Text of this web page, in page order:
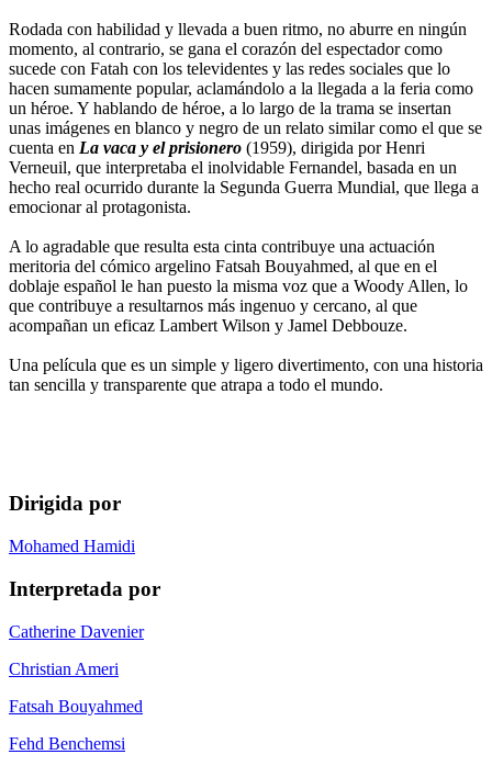
Rodada con habilidad y llevada a buen ritmo, no aburre en ningún
momento, al contrario, se gana el corazón del espectador como
sucede con Fatah con los televidentes y las redes sociales que lo
hacen sumamente popular, aclamándolo a la llegada a la feria como
un héroe. Y hablando de héroe, a lo largo de la trama se insertan
unas imágenes en blanco y negro de un relato similar como el que se
cuenta en La vaca y el prisionero (1959), dirigida por Henri
Verneuil, que interpretaba el inolvidable Fernandel, basada en un
hecho real ocurrido durante la Segunda Guerra Mundial, que llega a
emocionar al protagonista.
A lo agradable que resulta esta cinta contribuye una actuación
meritoria del cómico argelino Fatsah Bouyahmed, al que en el
doblaje español le han puesto la misma voz que a Woody Allen, lo
que contribuye a resultarnos más ingenuo y cercano, al que
acompañan un eficaz Lambert Wilson y Jamel Debbouze.
Una película que es un simple y ligero divertimento, con una historia
tan sencilla y transparente que atrapa a todo el mundo.
Dirigida por
Mohamed Hamidi
Interpretada por
Catherine Davenier
Christian Ameri
Fatsah Bouyahmed
Fehd Benchemsi